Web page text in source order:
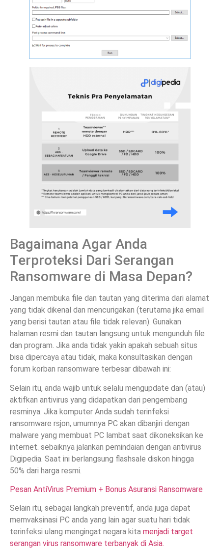
Bagaimana Agar Anda
Terproteksi Dari Serangan
Ransomware di Masa Depan?
Jangan membuka file dan tautan yang diterima dari alamat
yang tidak dikenal dan mencurigakan (terutama jika email
yang berisi tautan atau file tidak relevan). Gunakan
halaman resmi dan tautan langsung untuk mengunduh file
dan program. Jika anda tidak yakin apakah sebuah situs
bisa dipercaya atau tidak, maka konsultasikan dengan
forum korban ransomware terbesar dibawah ini:
Selain itu, anda wajib untuk selalu mengupdate dan (atau)
aktifkan antivirus yang didapatkan dari pengembang
resminya. Jika komputer Anda sudah terinfeksi
ransomware rsjon, umumnya PC akan dibanjiri dengan
malware yang membuat PC lambat saat dikoneksikan ke
internet. sebaiknya jalankan pemindaian dengan antivirus
Digipedia. Saat ini berlangsung flashsale diskon hingga
50% dari harga resmi.
Pesan AntiVirus Premium + Bonus Asuransi Ransomware
Selain itu, sebagai langkah preventif, anda juga dapat
memvaksinasi PC anda yang lain agar suatu hari tidak
terinfeksi ulang mengingat negara kita menjadi target
serangan virus ransomware terbanyak di Asia.